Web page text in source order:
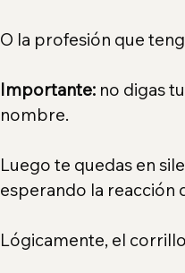
O la profesión que
Importante: no digas
nombre.
Luego te quedas en
esperando la reacción
Lógicamente, el